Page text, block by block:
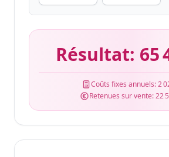
Résultat: 65
Coûts fixes annuels:2
Retenues sur vente:22